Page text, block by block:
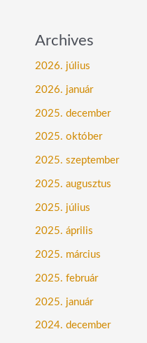
Archives
2026. július
2026. január
2025. december
2025. október
2025. szeptember
2025. augusztus
2025. július
2025. április
2025. március
2025. február
2025. január
2024. december